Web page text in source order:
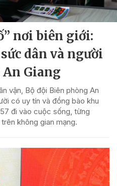
nơi biên giới:
dân và người
Giang
vận, Bộ đội Biên phòng An
có uy tín và đồng bào khu
đi vào cuộc sống, từng
không gian mạng.